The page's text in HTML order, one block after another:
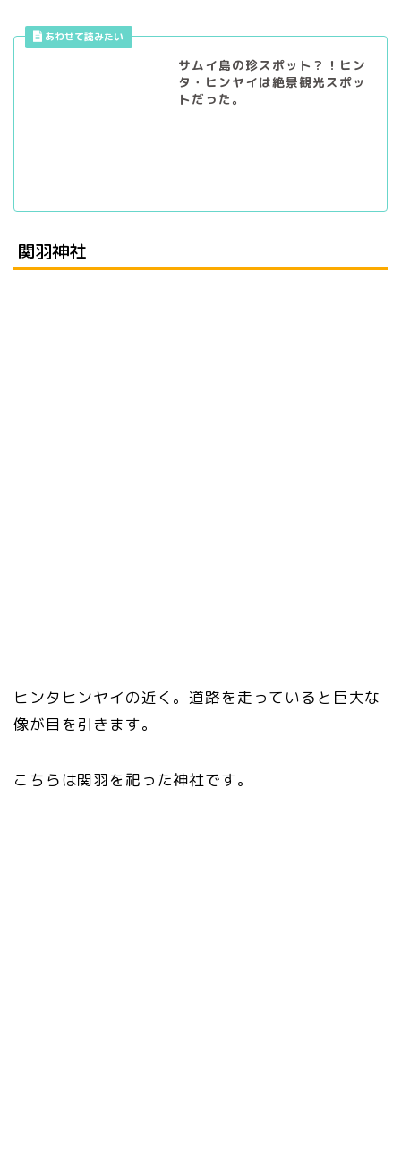
サムイ島の珍スポット？！ヒン
タ・ヒンヤイは絶景観光スポッ
トだった。
関羽神社
ヒンタヒンヤイの近く。道路を走っていると巨大な
像が目を引きます。
こちらは関羽を祀った神社です。